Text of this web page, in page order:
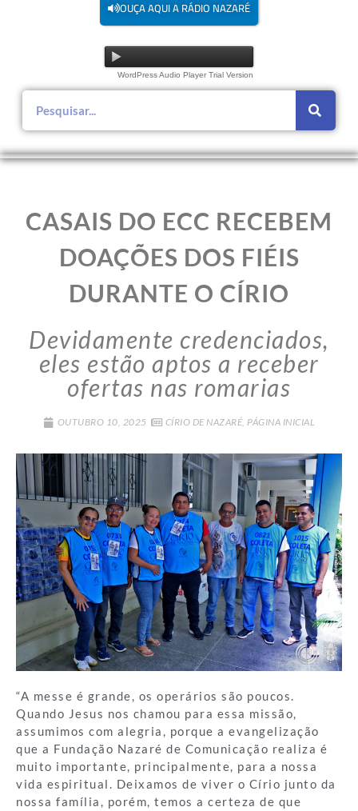
OUÇA AQUI A RÁDIO NAZARÉ
WordPress Audio Player Trial Version
CASAIS DO ECC RECEBEM
DOAÇÕES DOS FIÉIS
DURANTE O CÍRIO
Devidamente credenciados,
eles estão aptos a receber
ofertas nas romarias
OUTUBRO 10, 2025 CÍRIO DE NAZARÉ, PÁGINA INICIAL
“A messe é grande, os operários são poucos.
Quando Jesus nos chamou para essa missão,
assumimos com alegria, porque a evangelização
que a Fundação Nazaré de Comunicação realiza é
muito importante, principalmente, para a nossa
vida espiritual. Deixamos de viver o Círio junto da
nossa família, porém, temos a certeza de que